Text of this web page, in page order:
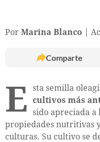
Por Marina Blanco
Comparte
E sta semilla
cultivos más
sido apreciada a
propiedades nutritivas
culturas. Su cultivo se